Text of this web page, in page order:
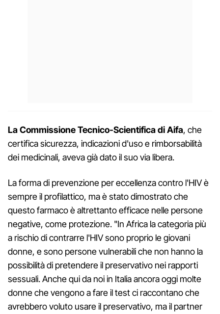
La Commissione Tecnico-Scientifica di Aifa, che
certifica sicurezza, indicazioni d'uso e rimborsabilità
dei medicinali, aveva già dato il suo via libera.
La forma di prevenzione per eccellenza contro l'HIV è
sempre il profilattico, ma è stato dimostrato che
questo farmaco è altrettanto efficace nelle persone
negative, come protezione. "In Africa la categoria più
a rischio di contrarre l'HIV sono proprio le giovani
donne, e sono persone vulnerabili che non hanno la
possibilità di pretendere il preservativo nei rapporti
sessuali. Anche qui da noi in Italia ancora oggi molte
donne che vengono a fare il test ci raccontano che
avrebbero voluto usare il preservativo, ma il partner